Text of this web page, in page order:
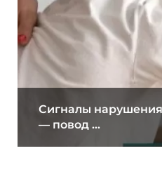
Сигналы
— повод ...